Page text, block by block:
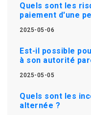
Quels sont les
paiement d'une
2025-05-06
Est-il possible
à son autorité
2025-05-05
Quels sont les
alternée ?